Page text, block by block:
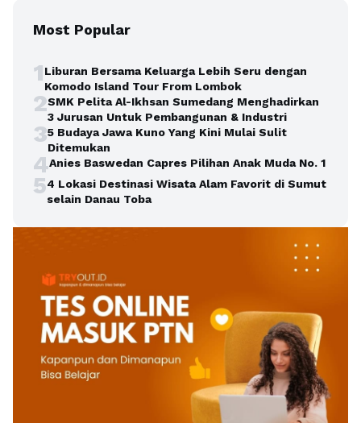
Most Popular
1Liburan Bersama Keluarga Lebih Seru dengan
Komodo Island Tour From Lombok
2SMK Pelita Al-Ikhsan Sumedang Menghadirkan
3 Jurusan Untuk Pembangunan & Industri
35 Budaya Jawa Kuno Yang Kini Mulai Sulit
Ditemukan
4Anies Baswedan Capres Pilihan Anak Muda No. 1
54 Lokasi Destinasi Wisata Alam Favorit di Sumut
selain Danau Toba